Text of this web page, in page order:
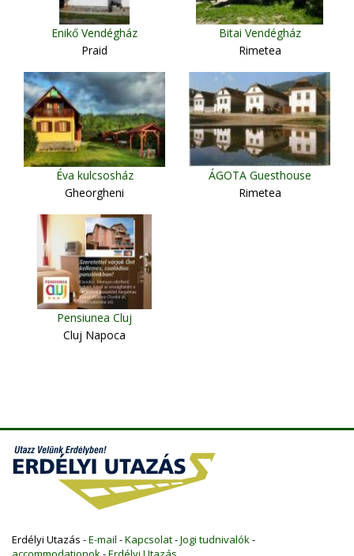
Enikő Vendégház
Praid
Bitai Vendégház
Rimetea
Éva kulcsosház
Gheorgheni
ÁGOTA Guesthouse
Rimetea
Pensiunea Cluj
Cluj Napoca
Erdélyi Utazás -E-mail -Kapcsolat-Jogi tudnivalók-